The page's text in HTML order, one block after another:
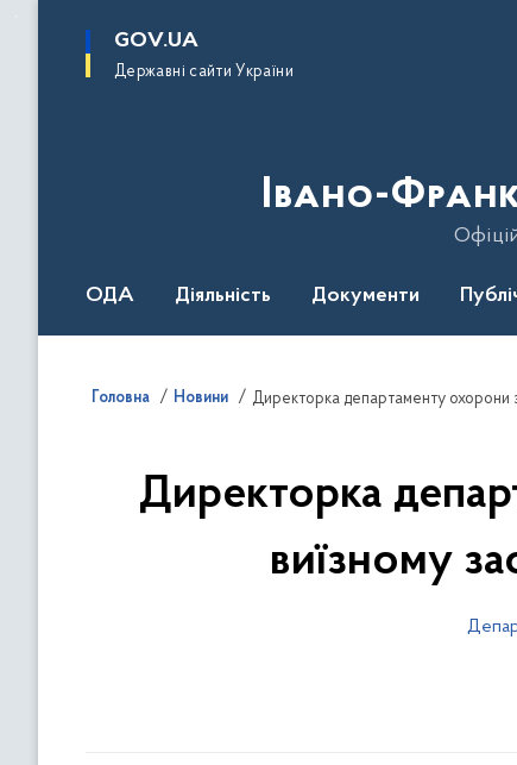
основного
GOV.UA
Державні сайти України
Івано-
ОДА Діяльність Документи
Головна Новини Директорка департаменту охорони
Директорка
виїзному